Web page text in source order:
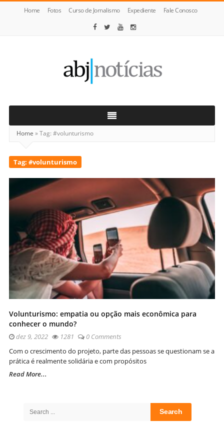
Home Fotos Curso de Jornalismo Expediente Fale Conosco
Notícias
Home »Tag: #volunturismo
Tag: #volunturismo
Volunturismo: empatia ou opção mais econômica para
conhecer o mundo?
dez 9, 2022 1281
0 Comments
Com o crescimento do projeto, parte das pessoas se questionam se a
prática é realmente solidária e com propósitos
Read More...